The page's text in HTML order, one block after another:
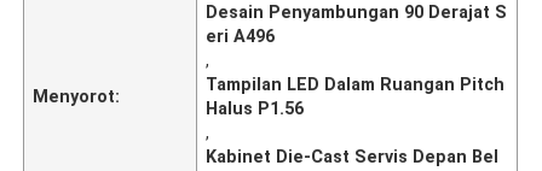
Menyorot:
Desain Penyambungan 90 Derajat S
eri A496
,
Tampilan LED Dalam Ruangan Pitch
Halus P1.56
,
Kabinet Die-Cast Servis Depan Bel